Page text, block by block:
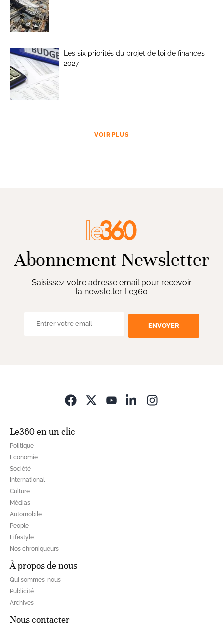
Les six priorités du projet de loi de finances
2027
VOIR PLUS
Abonnement Newsletter
Saisissez votre adresse email pour recevoir
la newsletter Le360
ENVOYER
Le360 en un clic
Politique
Economie
Société
International
Culture
Médias
Automobile
People
Lifestyle
Nos chroniqueurs
À propos de nous
Qui sommes-nous
Publicité
Archives
Nous contacter